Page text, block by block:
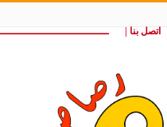
اتصل بنا |